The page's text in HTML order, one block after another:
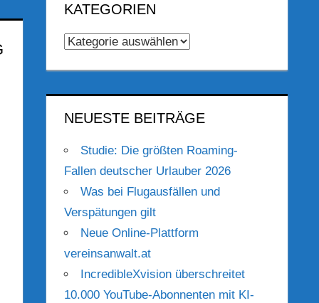
KATEGORIEN
Kategorien
NEUESTE BEITRÄGE
Studie: Die größten Roaming-
Fallen deutscher Urlauber 2026
Was bei Flugausfällen und
Verspätungen gilt
Neue Online-Plattform
vereinsanwalt.at
IncredibleXvision überschreitet
10.000 YouTube-Abonnenten mit KI-